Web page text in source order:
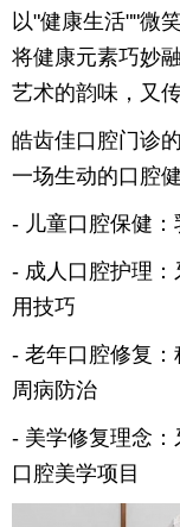
以"健康生活""微
将健康元素巧妙
艺术的韵味，又
皓齿佳口腔门诊
一场生动的口腔
- 儿童口腔保健
- 成人口腔护理
用技巧
- 老年口腔修复
周病防治
- 美学修复理念
口腔美学项目